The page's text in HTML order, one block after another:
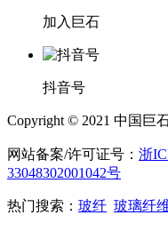
加入巨石
抖音号
Copyright © 2021 中国巨
网站备案/许可证号： 浙
33048302001042号
热门搜索： 玻纤 玻璃纤